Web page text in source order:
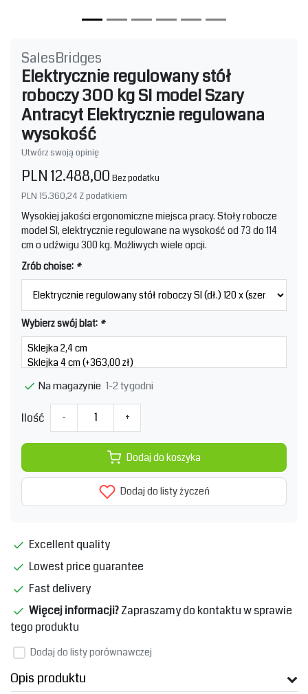
SalesBridges
Elektrycznie regulowany stół
roboczy 300 kg SI model Szary
Antracyt Elektrycznie regulowana
wysokość
Utwórz swoją opinię
PLN 12.488,00 Bez podatku
PLN 15.360,24 Z podatkiem
Wysokiej jakości ergonomiczne miejsca pracy. Stoły robocze
model SI, elektrycznie regulowane na wysokość od 73 do 114
cm o udźwigu 300 kg. Możliwych wiele opcji.
Zrób choise: *
Wybierz swój blat: *
Na magazynie 1-2 tygodni
Ilość - +
Dodaj do koszyka
Dodaj do listy życzeń
Excellent quality
Lowest price guarantee
Fast delivery
Więcej informacji?Zapraszamy do kontaktu w sprawie
tego produktu
Dodaj do listy porównawczej
Opis produktu